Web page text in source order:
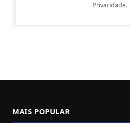
Privacidade.
MAIS POPULAR